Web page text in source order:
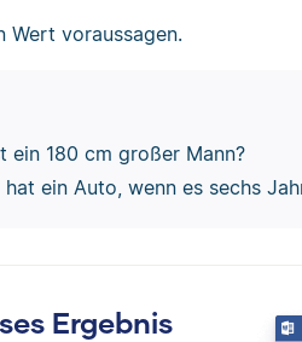
Wert voraussagen.
ein 180 cm großer Mann?
hat ein Auto, wenn es sechs
Ergebnis